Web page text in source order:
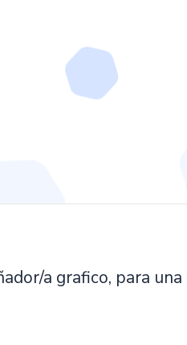
a grafico, para